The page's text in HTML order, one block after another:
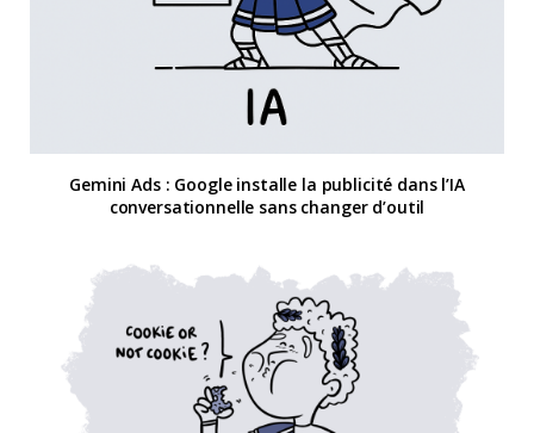
Gemini Ads : Google installe la publicité dans l’IA
conversationnelle sans changer d’outil